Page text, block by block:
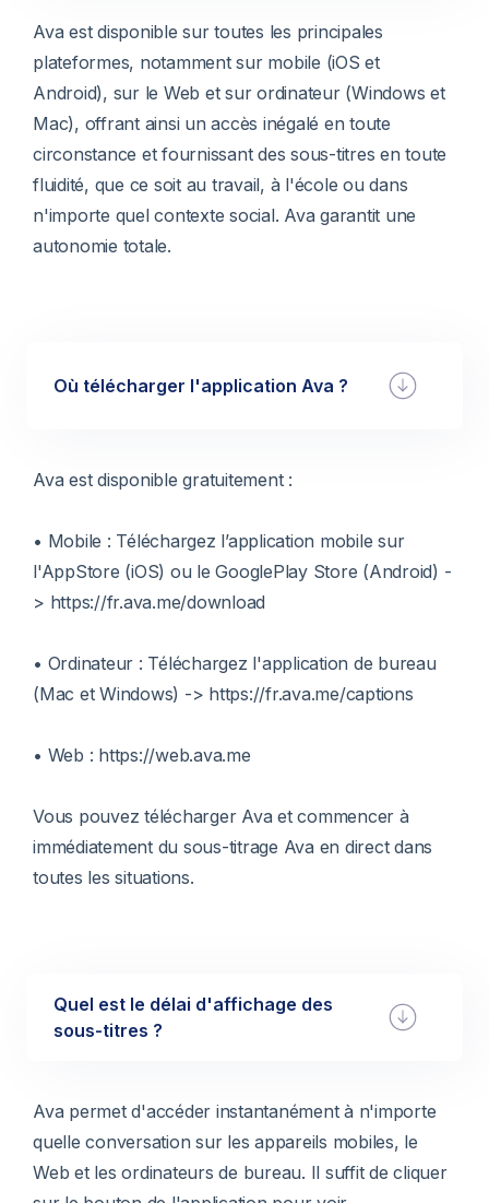
Ava est disponible sur toutes les principales
plateformes, notamment sur mobile (iOS et
Android), sur le Web et sur ordinateur (Windows et
Mac), offrant ainsi un accès inégalé en toute
circonstance et fournissant des sous-titres en toute
fluidité, que ce soit au travail, à l'école ou dans
n'importe quel contexte social. Ava garantit une
autonomie totale.
Où télécharger l'application Ava ?
Ava est disponible gratuitement :
• Mobile : Téléchargez l’application mobile sur
l'AppStore (iOS) ou le GooglePlay Store (Android) -
> https://fr.ava.me/download
• Ordinateur : Téléchargez l'application de bureau
(Mac et Windows) -> https://fr.ava.me/captions
• Web : https://web.ava.me
Vous pouvez télécharger Ava et commencer à
immédiatement du sous-titrage Ava en direct dans
toutes les situations.
Quel est le délai d'affichage des
sous-titres ?
Ava permet d'accéder instantanément à n'importe
quelle conversation sur les appareils mobiles, le
Web et les ordinateurs de bureau. Il suffit de cliquer